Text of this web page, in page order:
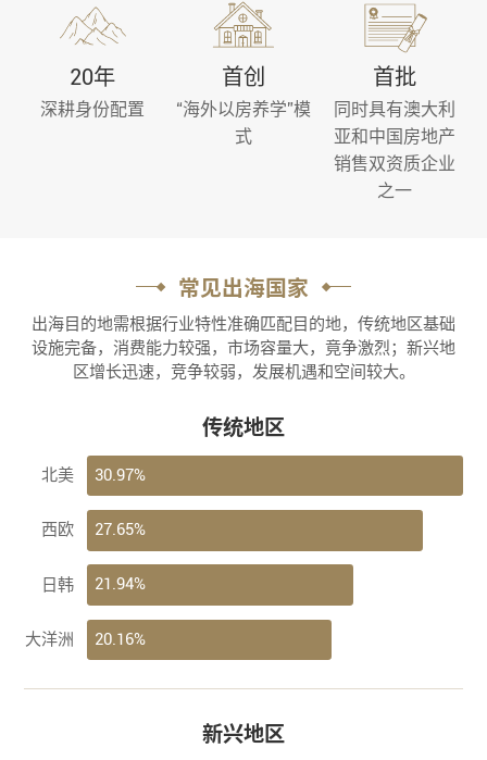
20年
深耕身份配置
首创
“海外以房养学”模
式
首批
同时具有澳大利
亚和中国房地产
销售双资质企业
之一
常见出海国家
出海目的地需根据行业特性准确匹配目的地，传统地区基础
设施完备，消费能力较强，市场容量大，竟争激烈；新兴地
区增长迅速，竞争较弱，发展机遇和空间较大。
传统地区
北美 30.97%
西欧 27.65%
日韩 21.94%
大洋洲 20.16%
新兴地区